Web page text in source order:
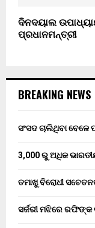
ଦିନଦୟାଲ
ପ୍ରଧାନମନ୍ତ୍ରୀ
BREAKING NEWS
ସଂସଦ ଚାଲିଥିବା
3,000 ରୁ ଅଧିକ
ତମାଖୁ ବିରୋଧୀ
ସର୍ଜରୀ ମଝିରେ ରଫିଙ୍କ